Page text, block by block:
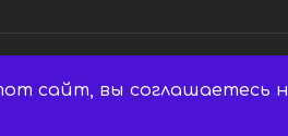
сайт, вы соглашаетесь